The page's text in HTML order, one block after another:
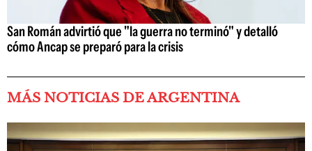
San Román advirtió que "la guerra no terminó" y detalló
cómo Ancap se preparó para la crisis
MÁS NOTICIAS DE ARGENTINA